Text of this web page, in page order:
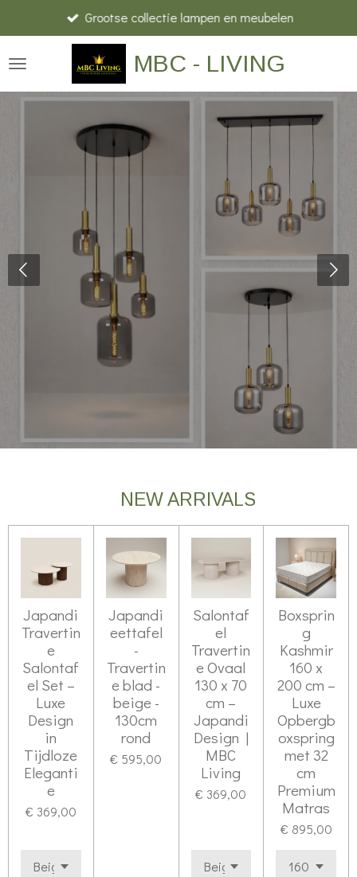
direct
naar
MBC - LIVING
Grootse collectie lampen en meubelen
NEW ARRIVALS
Japandi
Travertin
e
Salontaf
el Set –
Luxe
Design
in
Tijdloze
Eleganti
e
€ 369,00
Japandi
eettafel
-
Travertin
e blad -
beige -
130cm
rond
€ 595,00
Salontaf
el
Travertin
e Ovaal
130 x 70
cm –
Japandi
Design |
MBC
Living
€ 369,00
Boxsprin
g
Kashmir
160 x
200 cm –
Luxe
Opbergb
oxspring
met 32
cm
Premium
Matras
€ 895,00